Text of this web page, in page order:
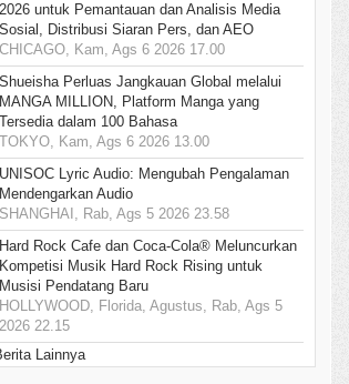
2026 untuk Pemantauan dan Analisis Media
Sosial, Distribusi Siaran Pers, dan AEO
CHICAGO, Kam, Ags 6 2026 17.00
Shueisha Perluas Jangkauan Global melalui
MANGA MILLION, Platform Manga yang
Tersedia dalam 100 Bahasa
TOKYO, Kam, Ags 6 2026 13.00
UNISOC Lyric Audio: Mengubah Pengalaman
Mendengarkan Audio
SHANGHAI, Rab, Ags 5 2026 23.58
Hard Rock Cafe dan Coca-Cola® Meluncurkan
Kompetisi Musik Hard Rock Rising untuk
Musisi Pendatang Baru
HOLLYWOOD, Florida, Agustus, Rab, Ags 5
2026 22.15
Lainnya